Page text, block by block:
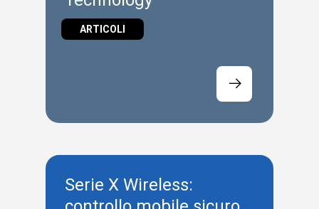
ARTICOLI
Serie X Wireless: